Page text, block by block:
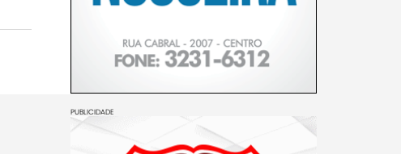
PUBLICIDADE